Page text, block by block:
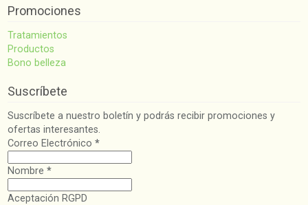
Promociones
Tratamientos
Productos
Bono belleza
Suscríbete
Suscríbete a nuestro boletín y podrás recibir promociones y
ofertas interesantes.
Correo Electrónico*
Nombre*
Aceptación RGPD